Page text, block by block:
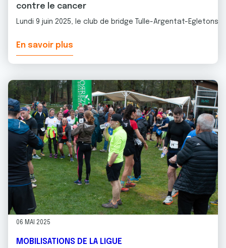
contre le cancer
Lundi 9 juin 2025, le club de bridge Tulle-Argentat-
En savoir plus
06 MAI 2025
MOBILISATIONS DE LA LIGUE